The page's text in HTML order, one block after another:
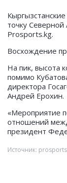
точку
Prosports.kg.
Восхождение
На пик, высота
помимо
директора
Андрей Ерохин.
«Мероприятие
отношений
президент
Источник: